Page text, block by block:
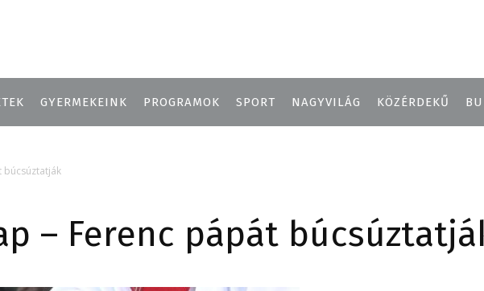
GYERMEKEINK PROGRAMOK SPORT NAGYVILÁG KÖZÉRDEKŰ
búcsúztatják
– Ferenc pápát